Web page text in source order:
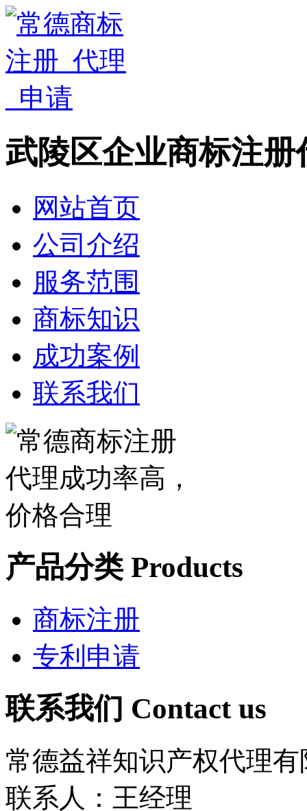
武陵区企业商标注册
网站首页
公司介绍
服务范围
商标知识
成功案例
联系我们
产品分类Products
商标注册
专利申请
联系我们 Contact us
常德益祥知识产权代理有
联系人：王经理